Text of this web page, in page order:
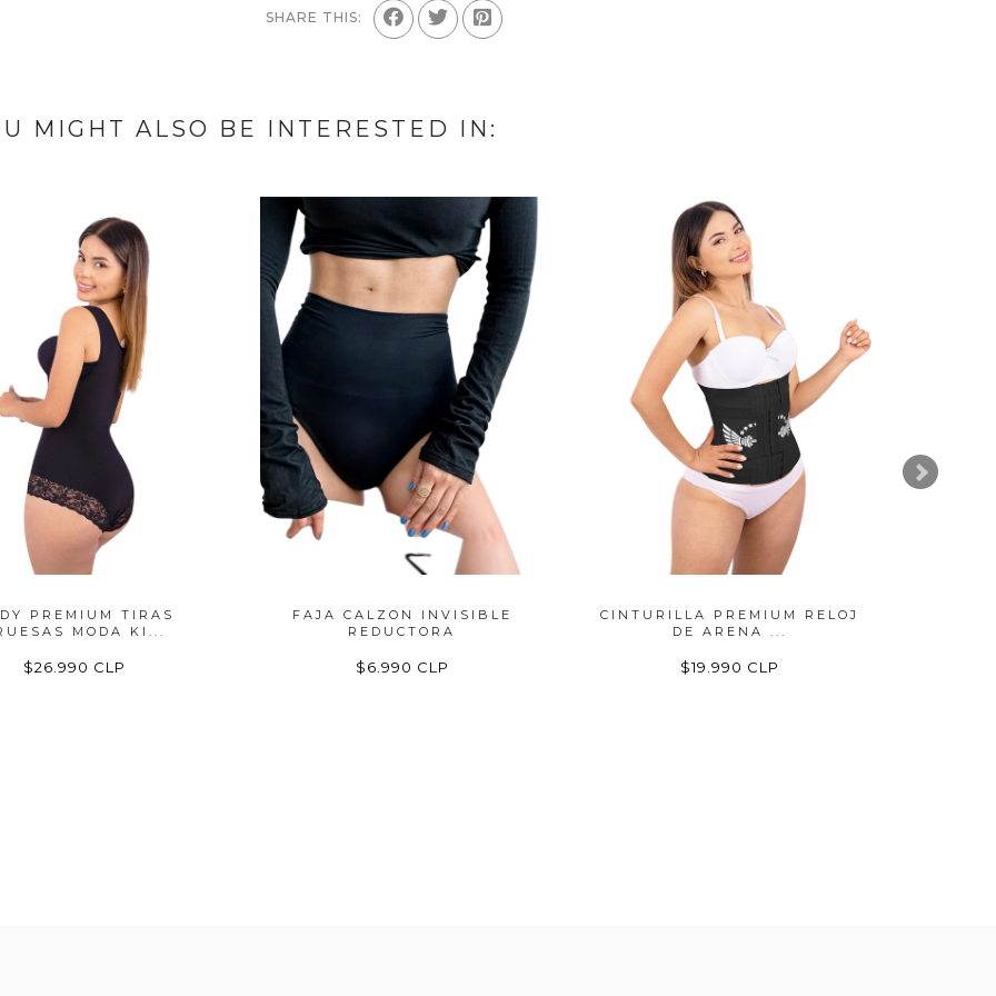
SHARE THIS:
MIGHT ALSO BE INTERESTED IN:
PREMIUM TIRAS
MODA KI...
$26.990 CLP
FAJA CALZON INVISIBLE
REDUCTORA
$6.990 CLP
CINTURILLA PREMIUM RELOJ
DE ARENA ...
$19.990 CLP